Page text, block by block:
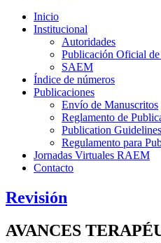
Inicio
Institucional
Autoridades
Publicación Oficial
SAEM
Índice de números
Publicaciones
Envío de Manuscritos
Reglamento de
Publication Guidelines
Regulamento para
Jornadas Virtuales RAEM
Contacto
Revisión
AVANCES